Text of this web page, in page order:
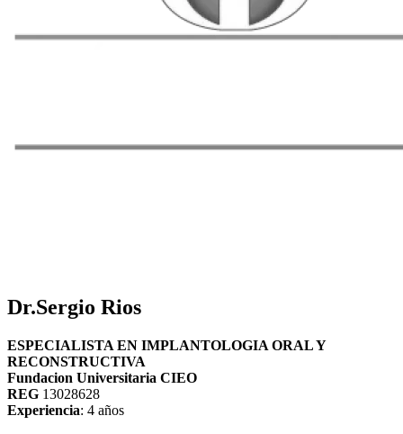
Dr.Sergio Rios
ESPECIALISTA EN IMPLANTOLOGIA ORAL Y
RECONSTRUCTIVA
Fundacion Universitaria CIEO
REG 13028628
Experiencia: 4 años